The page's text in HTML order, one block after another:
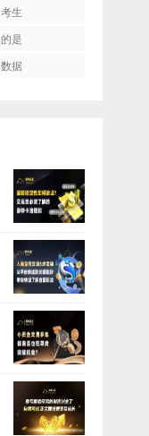
考生
的是
数据